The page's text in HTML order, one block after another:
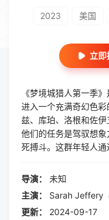
2023 美国
立即
《梦境城猎人第一季
进入一个充满奇幻色
兹、库珀、洛根和佐伊
他们的任务是驾驭想
死搏斗。这群年轻人
仅要面对梦魇魔王的强
部剧不仅展现了年轻人
力量。
导演：
未知
主演：
Sarah Jeffery
更新：
2024-09-17